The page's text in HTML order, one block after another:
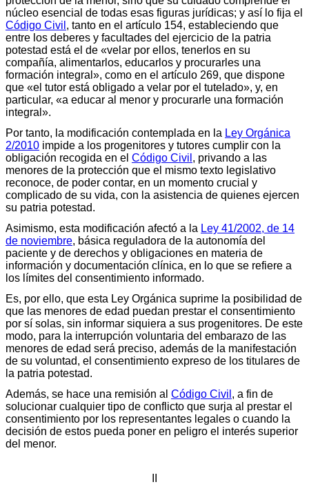
núcleo esencial de todas esas figuras jurídicas; y así lo fija el
Código Civil , tanto en el artículo 154, estableciendo que
entre los deberes y facultades del ejercicio de la patria
potestad está el de «velar por ellos, tenerlos en su
compañía, alimentarlos, educarlos y procurarles una
formación integral», como en el artículo 269, que dispone
que «el tutor está obligado a velar por el tutelado», y, en
particular, «a educar al menor y procurarle una formación
integral».
Por tanto, la modificación contemplada en la Ley Orgánica
2/2010 impide a los progenitores y tutores cumplir con la
obligación recogida en el Código Civil , privando a las
menores de la protección que el mismo texto legislativo
reconoce, de poder contar, en un momento crucial y
complicado de su vida, con la asistencia de quienes ejercen
su patria potestad.
Asimismo, esta modificación afectó a la Ley 41/2002, de 14
de noviembre, básica reguladora de la autonomía del
paciente y de derechos y obligaciones en materia de
información y documentación clínica, en lo que se refiere a
los límites del consentimiento informado.
Es, por ello, que esta Ley Orgánica suprime la posibilidad de
que las menores de edad puedan prestar el consentimiento
por sí solas, sin informar siquiera a sus progenitores. De este
modo, para la interrupción voluntaria del embarazo de las
menores de edad será preciso, además de la manifestación
de su voluntad, el consentimiento expreso de los titulares de
la patria potestad.
Además, se hace una remisión al Código Civil , a fin de
solucionar cualquier tipo de conflicto que surja al prestar el
consentimiento por los representantes legales o cuando la
decisión de estos pueda poner en peligro el interés superior
del menor.